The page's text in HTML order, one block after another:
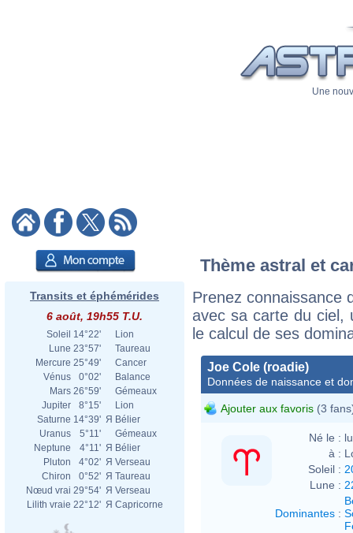
Une
Transits et éphémérides
6 août, 19h55 T.U.
Soleil 14°22'
Lion
Lune 23°57'
Taureau
Mercure 25°49'
Cancer
Vénus
0°02'
Balance
Mars 26°59'
Gémeaux
Jupiter
8°15'
Lion
Saturne 14°39' Я Bélier
Uranus
5°11'
Gémeaux
Neptune
4°11' Я Bélier
Pluton
4°02' Я Verseau
Chiron
0°52' Я Taureau
Nœud vrai 29°54' Я Verseau
Lilith vraie 22°12' Я Capricorne
Thème astral et
Prenez connaissance
avec sa carte du ciel,
le calcul de ses
Joe Cole (roadie)
Données de naissance et
Ajouter aux favoris (3
Né le :
à :
Soleil :
Lune :
Dominantes :